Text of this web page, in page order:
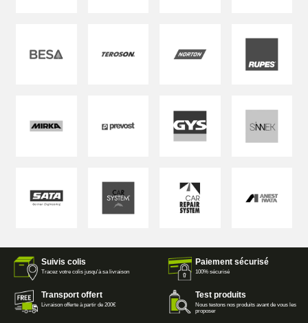
Suivis colis
Tracez votre colis jusqu'à sa livraison
Paiement sécurisé
100% sécurisé
Transport offert
Livraison offerte à partir de 200€
Test produits
Nous testons nos produits avant de vous les
proposer